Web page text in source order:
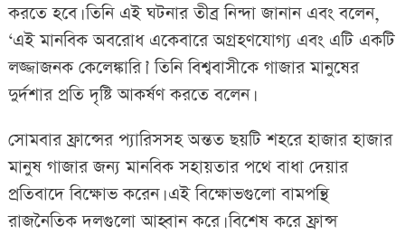
করতে হবে। তিনি এই ঘটনার তীব্র নিন্দা জানান এবং বলেন,
‘এই মানবিক অবরোধ একেবারে অগ্রহণযোগ্য এবং এটি একটি
লজ্জাজনক কেলেঙ্কারি।’ তিনি বিশ্ববাসীকে গাজার মানুষের
দুর্দশার প্রতি দৃষ্টি আকর্ষণ করতে বলেন।
সোমবার ফ্রান্সের প্যারিসসহ অন্তত ছয়টি শহরে হাজার হাজার
মানুষ গাজার জন্য মানবিক সহায়তার পথে বাধা দেয়ার
প্রতিবাদে বিক্ষোভ করেন। এই বিক্ষোভগুলো বামপন্থি
রাজনৈতিক দলগুলো আহ্বান করে। বিশেষ করে ফ্রান্স